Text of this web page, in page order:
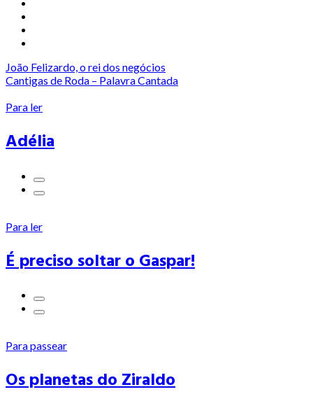
João Felizardo, o rei dos negócios
Cantigas de Roda – Palavra Cantada
Para ler
Adélia
Para ler
É preciso soltar o Gaspar!
Para passear
Os planetas do Ziraldo